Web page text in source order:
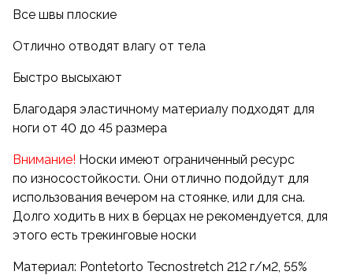
Компании и их друзьями.
Не обладая достаточной износостойкостью для
обуви, носки, тем не менее, вполне подойдут для
зимней рыбалки, охоты или катания на снегоходе.
Кроме того, очень приятно читать в них в кресле
у камина или забираться в пуховый спальник
на холодной ночевке.
Все швы плоские
Отлично отводят влагу от тела
Быстро высыхают
Благодаря эластичному материалу подходят для
ноги от 40 до 45 размера
Внимание! Носки имеют ограниченный ресурс
по износостойкости. Они отлично подойдут для
использования вечером на стоянке, или для сна.
Долго ходить в них в берцах не рекомендуется, для
этого есть трекинговые носки
Материал: Pontetorto Tecnostretch 212 г/м2, 55%